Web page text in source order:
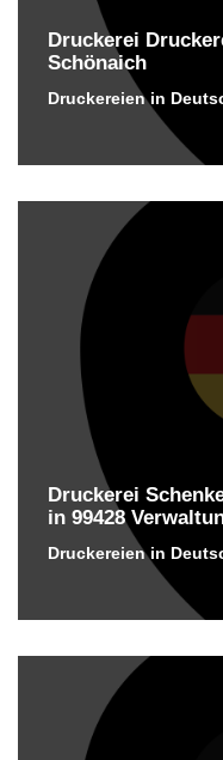
Druckerei
Schönaich
Druckereien in
Druckerei
in 99428
Druckereien in